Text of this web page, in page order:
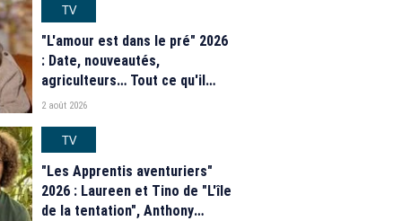
TV
"L'amour est dans le pré" 2026
: Date, nouveautés,
agriculteurs… Tout ce qu'il
faut savoir sur la saison 21 du
2 août 2026
TV
"Les Apprentis aventuriers"
2026 : Laureen et Tino de "L'île
de la tentation", Anthony